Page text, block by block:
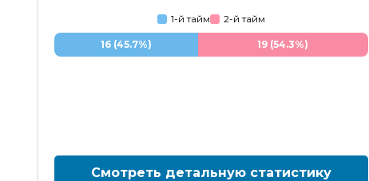
1-й тайм 2-й тайм
16 (45.7%) 19 (54.3%)
Смотреть детальную статистику